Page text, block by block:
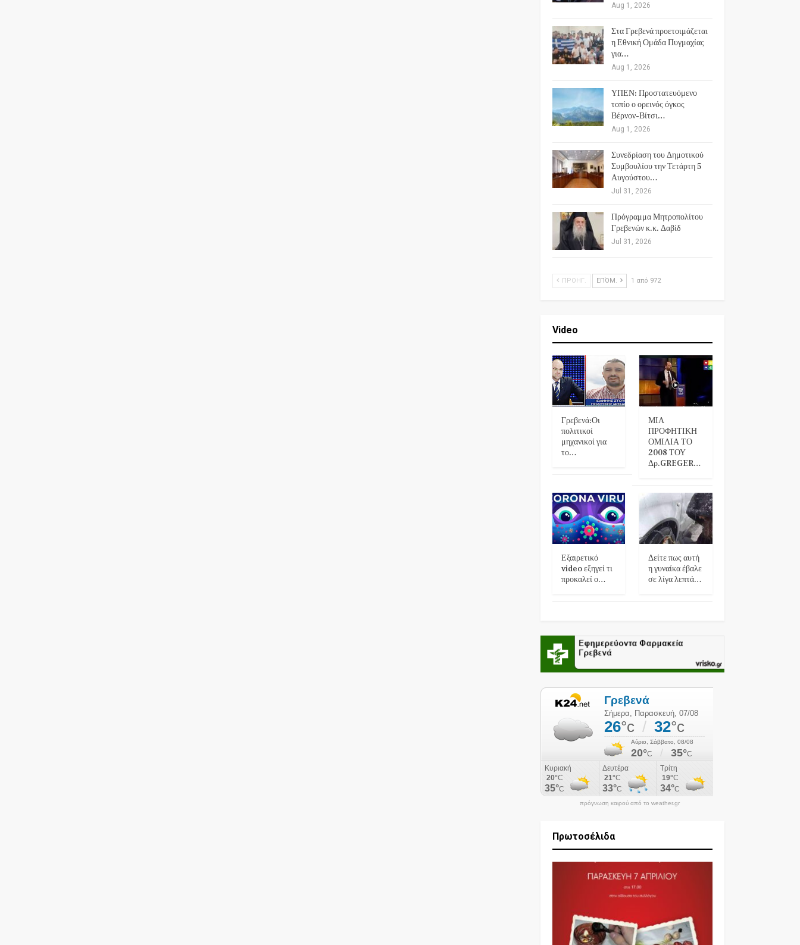
Aug 1, 2026
Στα Γρεβενά προετοιμάζεται
η Εθνική Ομάδα Πυγμαχίας
για…
Aug 1, 2026
ΥΠΕΝ: Προστατευόμενο
τοπίο ο ορεινός όγκος
Βέρνον-Βίτσι…
Aug 1, 2026
Συνεδρίαση του Δημοτικού
Συμβουλίου την Τετάρτη 5
Αυγούστου…
Jul 31, 2026
Πρόγραμμα Μητροπολίτου
Γρεβενών κ.κ. Δαβίδ
Jul 31, 2026
ΠΡΟΗΓ. ΕΠΌΜ. 1 από 972
Video
Γρεβενά:Οι
πολιτικοί
μηχανικοί για
το…
ΜΙΑ
ΠΡΟΦΗΤΙΚΗ
ΟΜΙΛΙΑ ΤΟ
2008 ΤΟΥ
Δρ.GREGER…
Εξαιρετικό
video εξηγεί τι
προκαλεί ο…
Δείτε πως αυτή
η γυναίκα έβαλε
σε λίγα λεπτά…
πρόγνωση καιρού από το weather.gr
Πρωτοσέλιδα